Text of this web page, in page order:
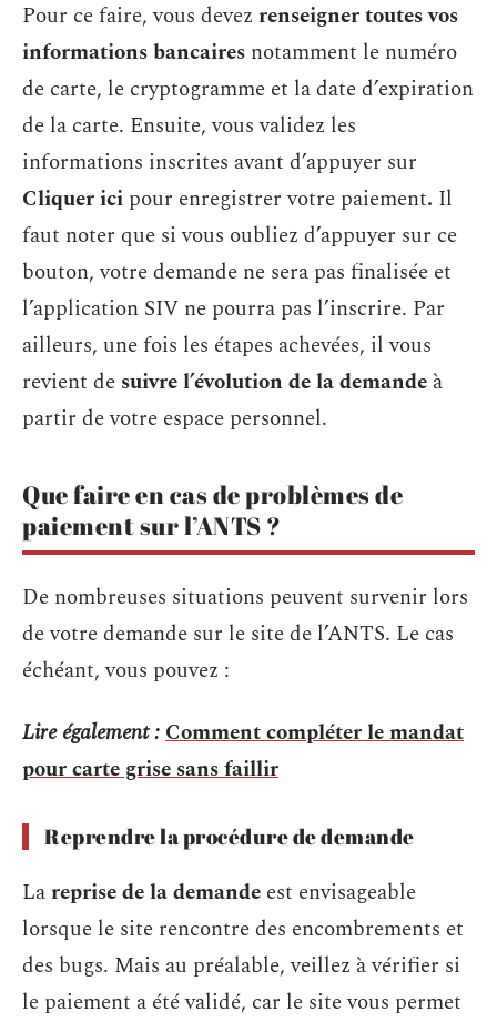
Pour ce faire, vous devez renseigner toutes vos
informations bancaires notamment le numéro
de carte, le cryptogramme et la date d’expiration
de la carte. Ensuite, vous validez les
informations inscrites avant d’appuyer sur
Cliquer ici pour enregistrer votre paiement. Il
faut noter que si vous oubliez d’appuyer sur ce
bouton, votre demande ne sera pas finalisée et
l’application SIV ne pourra pas l’inscrire. Par
ailleurs, une fois les étapes achevées, il vous
revient de suivre l’évolution de la demande à
partir de votre espace personnel.
Que faire en cas de problèmes de
paiement sur l’ANTS ?
De nombreuses situations peuvent survenir lors
de votre demande sur le site de l’ANTS. Le cas
échéant, vous pouvez :
Lire également :Comment compléter le mandat
pour carte grise sans faillir
Reprendre la procédure de demande
Lareprise de la demande est envisageable
lorsque le site rencontre des encombrements et
des bugs. Mais au préalable, veillez à vérifier si
le paiement a été validé, car le site vous permet